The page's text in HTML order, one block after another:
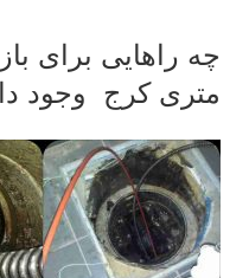
متری کرج وجود